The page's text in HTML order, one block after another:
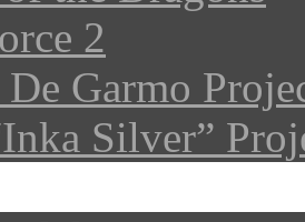
2
Garmo
Silver”